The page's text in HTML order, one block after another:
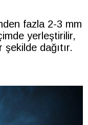
fazla 2-3 mm
yerleştirilir,
dağıtır.